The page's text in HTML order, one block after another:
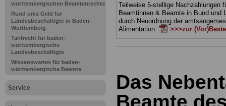
württembergischen Beamtenrechts
Rund ums Geld für
Landesbeschäftigte in Baden-
Württemberg
Tarifrecht für baden-
württembergische
Landesbeschäftigte
Wissenswertes für baden-
württembergische Beamte
Service
Teilweise 5-stellige Nachzahlungen
Beamtinnen & Beamte in Bund und
durch Neuordnung der
Alimentation
>>>zur
Das